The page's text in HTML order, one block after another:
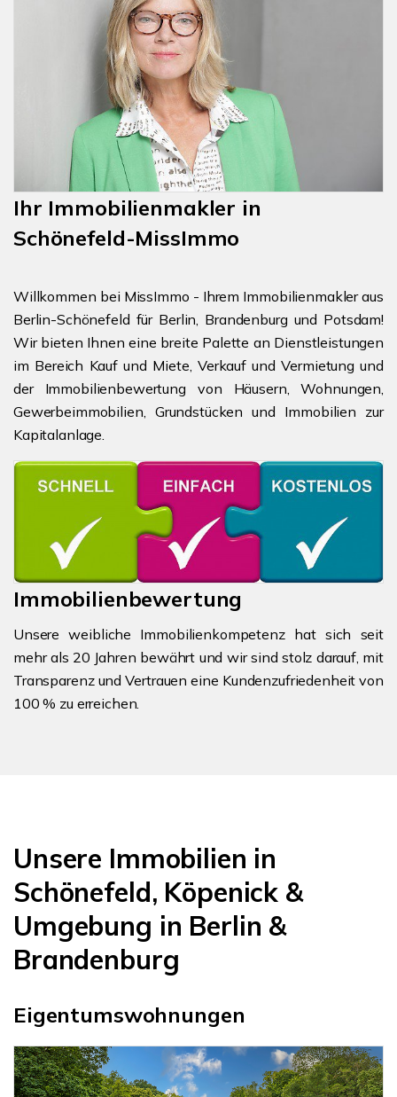
Ihr Immobilienmakler in
Schönefeld-MissImmo
Willkommen bei MissImmo - Ihrem Immobilienmakler aus
Berlin-Schönefeld für Berlin, Brandenburg und Potsdam!
Wir bieten Ihnen eine breite Palette an Dienstleistungen
im Bereich Kauf und Miete, Verkauf und Vermietung und
der Immobilienbewertung von Häusern, Wohnungen,
Gewerbeimmobilien, Grundstücken und Immobilien zur
Kapitalanlage.
Immobilienbewertung
Unsere weibliche Immobilienkompetenz hat sich seit
mehr als 20 Jahren bewährt und wir sind stolz darauf, mit
Transparenz und Vertrauen eine Kundenzufriedenheit von
100 % zu erreichen.
Unsere Immobilien in
Schönefeld, Köpenick &
Umgebung in Berlin &
Brandenburg
Eigentumswohnungen